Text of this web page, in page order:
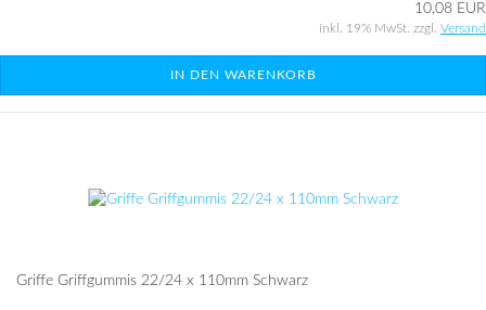
10,08 EUR
inkl. 19% MwSt. zzgl. Versand
IN DEN WARENKORB
Grif­fe Griff­gum­mis 22/24 x 110mm Schwarz